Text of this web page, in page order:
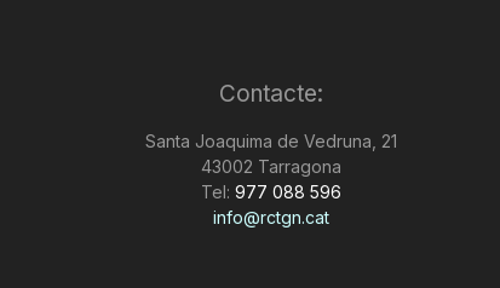
Contacte:
Santa Joaquima de Vedruna, 21
43002 Tarragona
Tel: 977 088 596
info@rctgn.cat